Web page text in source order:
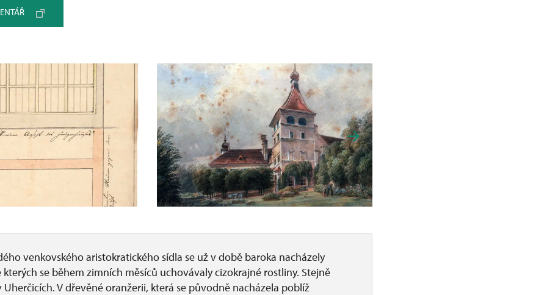
venkovského aristokratického sídla se už v době baroka nacházely
kterých se během zimních měsíců uchovávaly cizokrajné rostliny. Stejně
V dřevěné oranžerii, která se původně nacházela poblíž